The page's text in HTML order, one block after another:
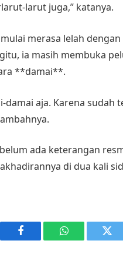
larut juga,” katanya.
merasa lelah
ia masih membuka
**damai**.
damai aja. Karena sudah
ada keterangan
di dua kali
Facebook WhatsApp